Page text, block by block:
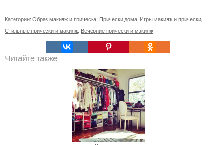
Категории: Образ макияж и прическа Прически дома Игры макияж и прически
Стильные прически и макияж Вечерние прически и макияж
Читайте также